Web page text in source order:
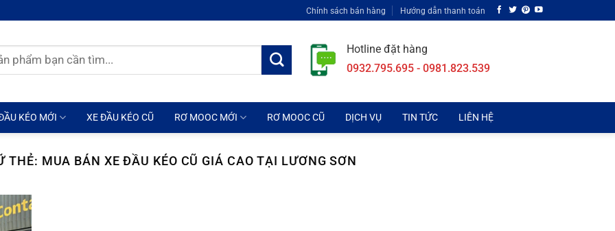
Chính sách bán hàng Hướng dẫn thanh toán
Hotline đặt hàng
0932.795.695 - 0981.823.539
KÉO MỚI XE ĐẦU KÉO CŨ RƠ MOOC MỚI RƠ MOOC CŨ DỊCH VỤ TIN TỨC LIÊN HỆ
THẺ: MUA BÁN XE ĐẦU KÉO CŨ GIÁ CAO TẠI LƯƠNG SƠN